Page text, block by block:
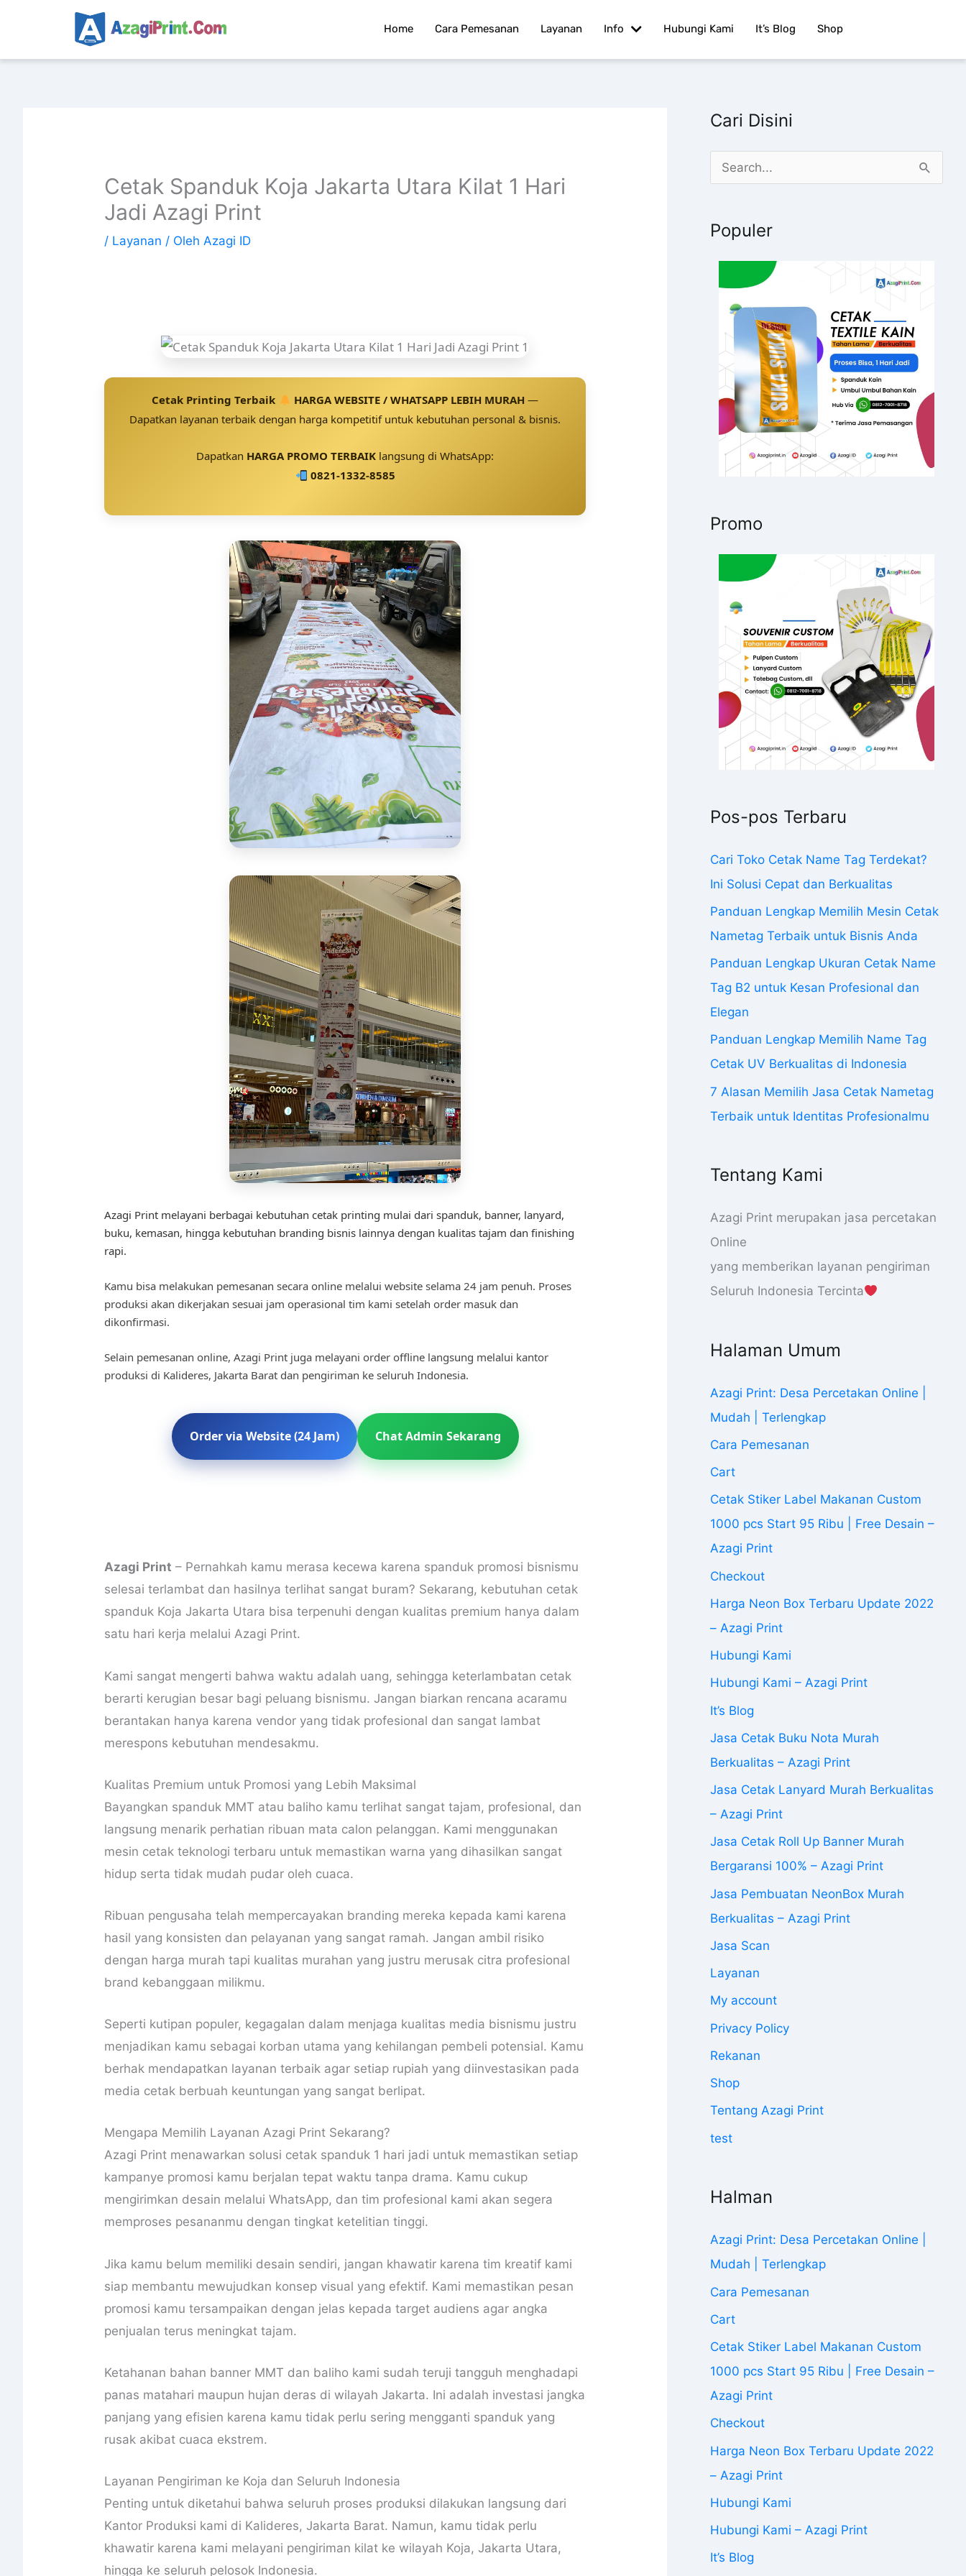
Home Cara Pemesanan Layanan Info Hubungi Kami It’s Blog Shop
Cetak Spanduk Koja Jakarta Utara Kilat 1 Hari
Jadi Azagi Print
/ Layanan / Oleh Azagi ID
Cetak Printing Terbaik HARGA WEBSITE / WHATSAPP LEBIH MURAH—
Dapatkan layanan terbaik dengan harga kompetitif untuk kebutuhan personal & bisnis.
Dapatkan HARGA PROMO TERBAIK langsung di WhatsApp:
0821-1332-8585
Azagi Print melayani berbagai kebutuhan cetak printing mulai dari spanduk, banner, lanyard,
buku, kemasan, hingga kebutuhan branding bisnis lainnya dengan kualitas tajam dan finishing
rapi.
Kamu bisa melakukan pemesanan secara online melalui website selama 24 jam penuh. Proses
produksi akan dikerjakan sesuai jam operasional tim kami setelah order masuk dan
dikonfirmasi.
Selain pemesanan online, Azagi Print juga melayani order offline langsung melalui kantor
produksi di Kalideres, Jakarta Barat dan pengiriman ke seluruh Indonesia.
Order via Website (24 Jam) Chat Admin Sekarang
Azagi Print – Pernahkah kamu merasa kecewa karena spanduk promosi bisnismu
selesai terlambat dan hasilnya terlihat sangat buram? Sekarang, kebutuhan cetak
spanduk Koja Jakarta Utara bisa terpenuhi dengan kualitas premium hanya dalam
satu hari kerja melalui Azagi Print.
Kami sangat mengerti bahwa waktu adalah uang, sehingga keterlambatan cetak
berarti kerugian besar bagi peluang bisnismu. Jangan biarkan rencana acaramu
berantakan hanya karena vendor yang tidak profesional dan sangat lambat
merespons kebutuhan mendesakmu.
Kualitas Premium untuk Promosi yang Lebih Maksimal
Bayangkan spanduk MMT atau baliho kamu terlihat sangat tajam, profesional, dan
langsung menarik perhatian ribuan mata calon pelanggan. Kami menggunakan
mesin cetak teknologi terbaru untuk memastikan warna yang dihasilkan sangat
hidup serta tidak mudah pudar oleh cuaca.
Ribuan pengusaha telah mempercayakan branding mereka kepada kami karena
hasil yang konsisten dan pelayanan yang sangat ramah. Jangan ambil risiko
dengan harga murah tapi kualitas murahan yang justru merusak citra profesional
brand kebanggaan milikmu.
Seperti kutipan populer, kegagalan dalam menjaga kualitas media bisnismu justru
menjadikan kamu sebagai korban utama yang kehilangan pembeli potensial. Kamu
berhak mendapatkan layanan terbaik agar setiap rupiah yang diinvestasikan pada
media cetak berbuah keuntungan yang sangat berlipat.
Mengapa Memilih Layanan Azagi Print Sekarang?
Azagi Print menawarkan solusi cetak spanduk 1 hari jadi untuk memastikan setiap
kampanye promosi kamu berjalan tepat waktu tanpa drama. Kamu cukup
mengirimkan desain melalui WhatsApp, dan tim profesional kami akan segera
memproses pesananmu dengan tingkat ketelitian tinggi.
Jika kamu belum memiliki desain sendiri, jangan khawatir karena tim kreatif kami
siap membantu mewujudkan konsep visual yang efektif. Kami memastikan pesan
promosi kamu tersampaikan dengan jelas kepada target audiens agar angka
penjualan terus meningkat tajam.
Ketahanan bahan banner MMT dan baliho kami sudah teruji tangguh menghadapi
panas matahari maupun hujan deras di wilayah Jakarta. Ini adalah investasi jangka
panjang yang efisien karena kamu tidak perlu sering mengganti spanduk yang
rusak akibat cuaca ekstrem.
Layanan Pengiriman ke Koja dan Seluruh Indonesia
Penting untuk diketahui bahwa seluruh proses produksi dilakukan langsung dari
Kantor Produksi kami di Kalideres, Jakarta Barat. Namun, kamu tidak perlu
khawatir karena kami melayani pengiriman kilat ke wilayah Koja, Jakarta Utara,
hingga ke seluruh pelosok Indonesia.
Cari Disini
rPopuler
Promo
Pos-pos Terbaru
Cari Toko Cetak Name Tag Terdekat?
Ini Solusi Cepat dan Berkualitas
Panduan Lengkap Memilih Mesin Cetak
Nametag Terbaik untuk Bisnis Anda
Panduan Lengkap Ukuran Cetak Name
Tag B2 untuk Kesan Profesional dan
Elegan
Panduan Lengkap Memilih Name Tag
Cetak UV Berkualitas di Indonesia
7 Alasan Memilih Jasa Cetak Nametag
Terbaik untuk Identitas Profesionalmu
Tentang Kami
Azagi Print merupakan jasa percetakan
Online
yang memberikan layanan pengiriman
Seluruh Indonesia Tercinta
Halaman Umum
Azagi Print: Desa Percetakan Online |
Mudah | Terlengkap
Cara Pemesanan
Cart
Cetak Stiker Label Makanan Custom
1000 pcs Start 95 Ribu | Free Desain –
Azagi Print
Checkout
Harga Neon Box Terbaru Update 2022
– Azagi Print
Hubungi Kami
Hubungi Kami – Azagi Print
It’s Blog
Jasa Cetak Buku Nota Murah
Berkualitas – Azagi Print
Jasa Cetak Lanyard Murah Berkualitas
– Azagi Print
Jasa Cetak Roll Up Banner Murah
Bergaransi 100% – Azagi Print
Jasa Pembuatan NeonBox Murah
Berkualitas – Azagi Print
Jasa Scan
Layanan
My account
Privacy Policy
Rekanan
Shop
Tentang Azagi Print
test
Halman
Azagi Print: Desa Percetakan Online |
Mudah | Terlengkap
Cara Pemesanan
Cart
Cetak Stiker Label Makanan Custom
1000 pcs Start 95 Ribu | Free Desain –
Azagi Print
Checkout
Harga Neon Box Terbaru Update 2022
– Azagi Print
Hubungi Kami
Hubungi Kami – Azagi Print
It’s Blog